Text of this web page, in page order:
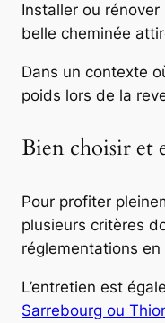
Installer ou
belle cheminée
Dans un contexte
poids lors de la
Bien choisir et
Pour profiter
plusieurs critères
réglementations en
L’entretien est
Sarrebourg ou